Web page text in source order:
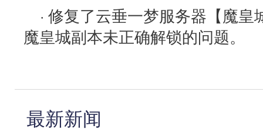
· 修复了云垂一梦服务器【魔皇
魔皇城副本未正确解锁的问题。
最新新闻